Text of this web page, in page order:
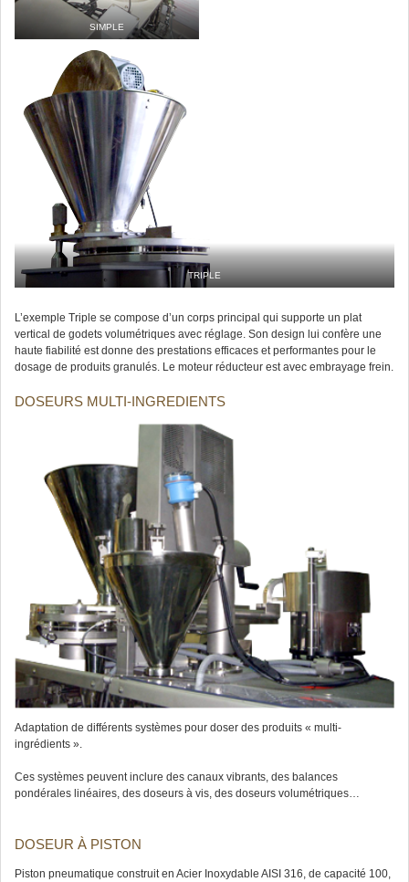
SIMPLE
TRIPLE
L’exemple Triple se compose d’un corps principal qui supporte un plat
vertical de godets volumétriques avec réglage. Son design lui confère une
haute fiabilité est donne des prestations efficaces et performantes pour le
dosage de produits granulés. Le moteur réducteur est avec embrayage frein.
DOSEURS MULTI-INGREDIENTS
Adaptation de différents systèmes pour doser des produits « multi-
ingrédients ».
Ces systèmes peuvent inclure des canaux vibrants, des balances
pondérales linéaires, des doseurs à vis, des doseurs volumétriques…
DOSEUR À PISTON
Piston pneumatique construit en Acier Inoxydable AISI 316, de capacité 100,